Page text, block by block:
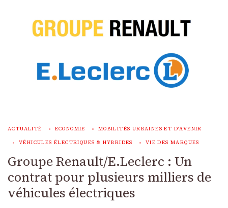
ACTUALITÉ ECONOMIE MOBILITÉS URBAINES ET D'AVENIR
VÉHICULES ÉLECTRIQUES & HYBRIDES VIE DES MARQUES
Groupe Renault/E.Leclerc : Un
contrat pour plusieurs milliers de
véhicules électriques